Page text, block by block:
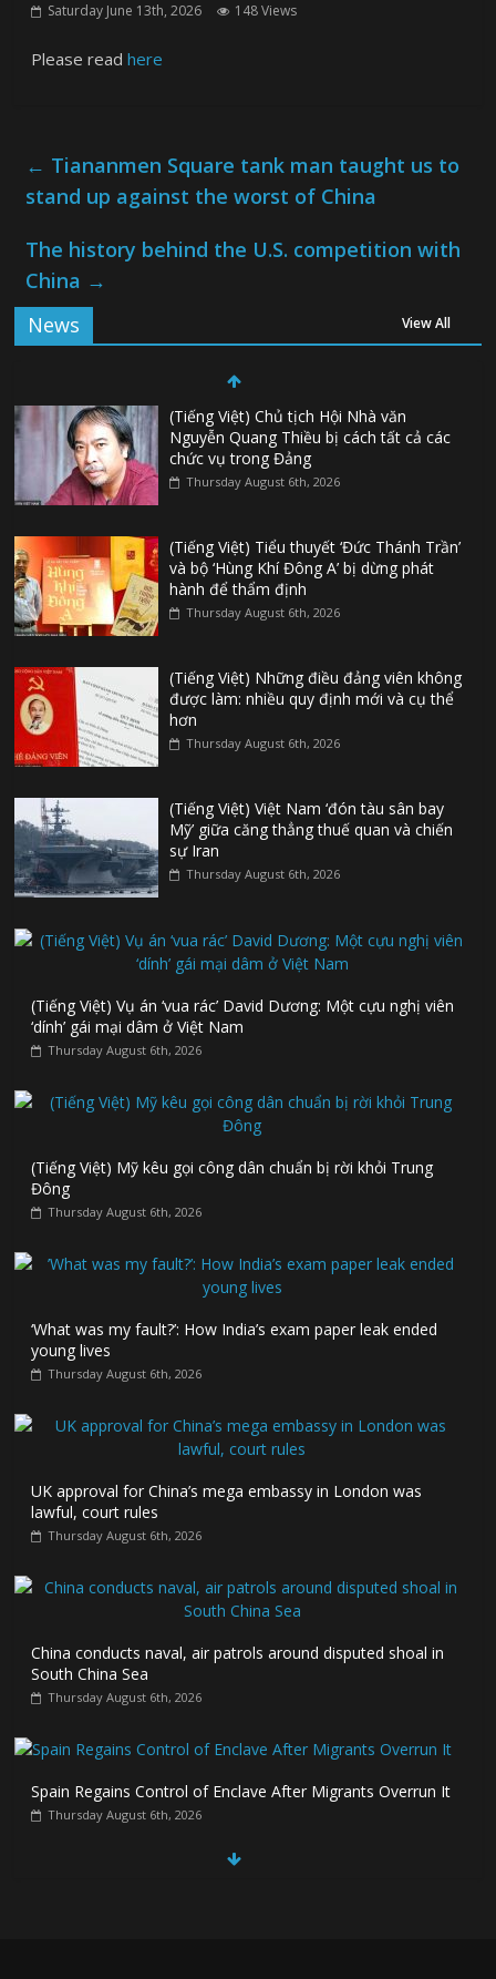
Saturday June 13th, 2026 148 Views
Please readhere
← Tiananmen Square tank man taught us to
stand up against the worst of China
The history behind the U.S. competition with
China →
News
View All
(Tiếng Việt) Chủ tịch Hội Nhà văn
Nguyễn Quang Thiều bị cách tất cả các
chức vụ trong Đảng
Thursday August 6th, 2026
(Tiếng Việt) Tiểu thuyết ‘Đức Thánh Trần’
và bộ ‘Hùng Khí Đông A’ bị dừng phát
hành để thẩm định
Thursday August 6th, 2026
(Tiếng Việt) Những điều đảng viên không
được làm: nhiều quy định mới và cụ thể
hơn
Thursday August 6th, 2026
(Tiếng Việt) Việt Nam ‘đón tàu sân bay
Mỹ’ giữa căng thẳng thuế quan và chiến
sự Iran
Thursday August 6th, 2026
(Tiếng Việt) Vụ án ‘vua rác’ David Dương: Một cựu nghị viên
‘dính’ gái mại dâm ở Việt Nam
Thursday August 6th, 2026
(Tiếng Việt) Mỹ kêu gọi công dân chuẩn bị rời khỏi Trung
Đông
Thursday August 6th, 2026
‘What was my fault?’: How India’s exam paper leak ended
young lives
Thursday August 6th, 2026
UK approval for China’s mega embassy in London was
lawful, court rules
Thursday August 6th, 2026
China conducts naval, air patrols around disputed shoal in
South China Sea
Thursday August 6th, 2026
Spain Regains Control of Enclave After Migrants Overrun It
Thursday August 6th, 2026